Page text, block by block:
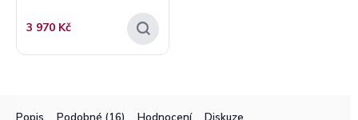
3 970 Kč
Popis Podobné (16) Hodnocení Diskuze